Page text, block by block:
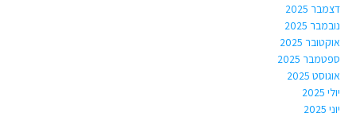
דצמבר 2025
נובמבר 2025
אוקטובר 2025
ספטמבר 2025
אוגוסט 2025
יולי 2025
יוני 2025